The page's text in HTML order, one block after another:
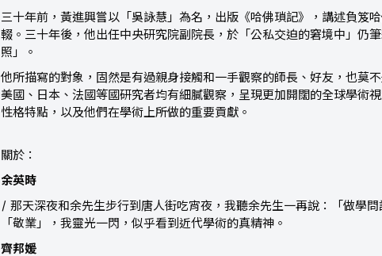
三十年前，黃進興嘗以「吳詠慧」為名，出版《哈佛瑣記》，講述負笈
輟。三十年後，他出任中央研究院副院長，於「公私交迫的窘境中」仍
照」。
他所描寫的對象，固然是有過親身接觸和一手觀察的師長、好友，也莫
美國、日本、法國等國研究者均有細膩觀察，呈現更加開闊的全球學術
性格特點，以及他們在學術上所做的重要貢獻。
關於：
余英時
/ 那天深夜和余先生步行到唐人街吃宵夜，我聽余先生一再說：「做學
「敬業」，我靈光一閃，似乎看到近代學術的真精神。
齊邦媛